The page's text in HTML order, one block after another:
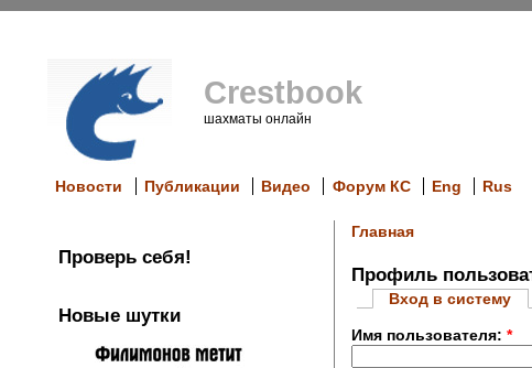
Crestbook
шахматы онлайн
Новости Публикации Видео Форум КС Eng Rus
Проверь себя!
Новые шутки
Главная
Профиль
Вход в систему
Имя пользователя: *